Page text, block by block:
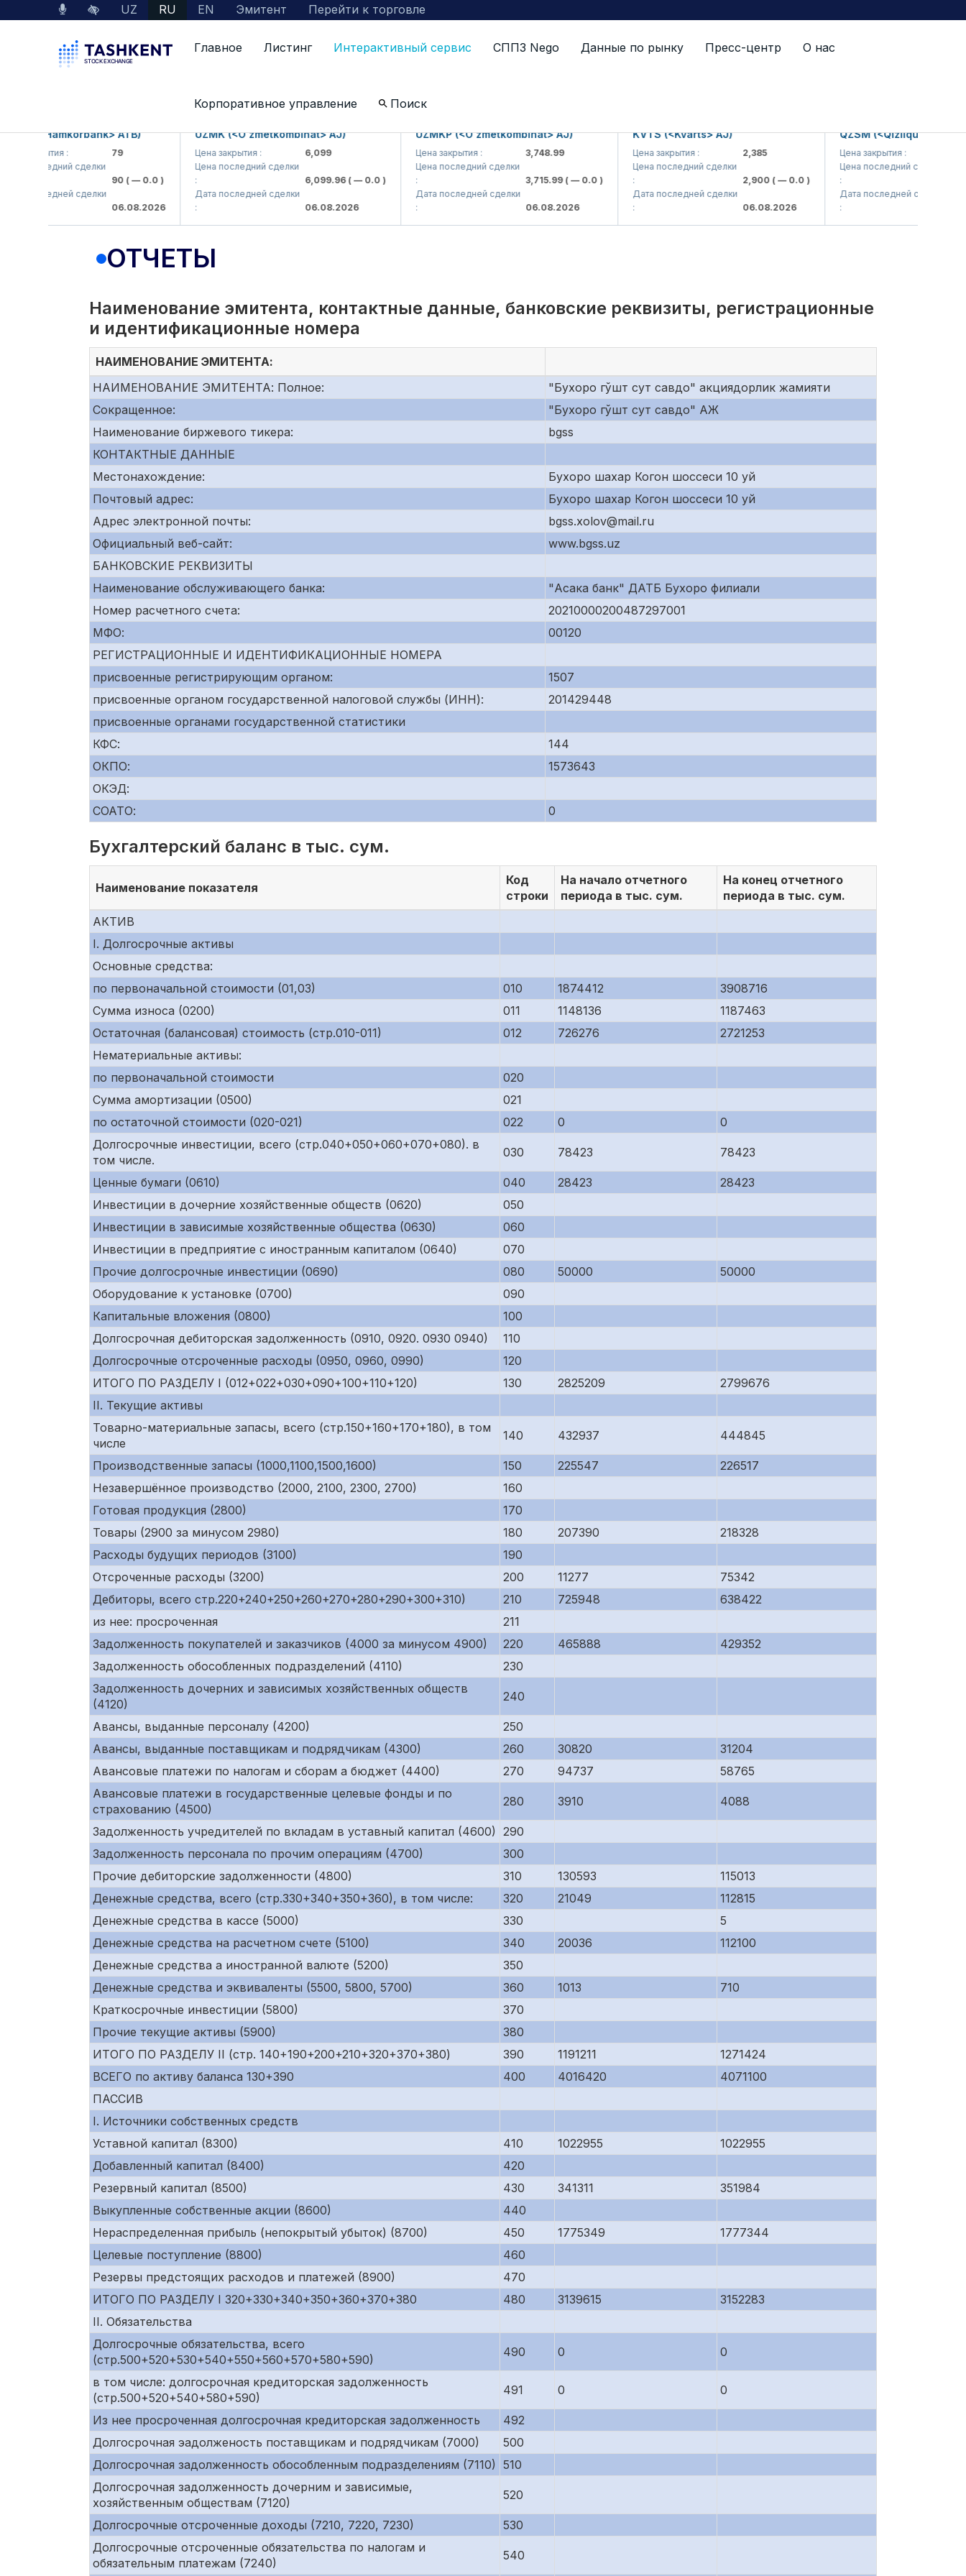
UZ RU EN Эмитент Перейти к торговле
Главное Листинг Интерактивный сервис СППЗ Nego Данные по рынку Пресс-центр О нас
Корпоративное управление Поиск
Раскрытие информации по компаниям включенных в биржевой котировальный список
(<Hamkorbank> ATB)
сделки
( — 0.0 )
сделки
06.08.2026
UZMK (<O'zmetkombinat> AJ)
Цена закрытия :
6,099
Цена последний сделки
6,099.96( — 0.0 )
Дата последней сделки
06.08.2026
UZMKP (<O'zmetkombinat> AJ)
Цена закрытия :
3,748.99
Цена последний сделки
3,715.99( — 0.0 )
Дата последней сделки
06.08.2026
KVTS (<Kvarts> AJ)
Цена закрытия :
2,385
Цена последний сделки
2,900( — 0.0 )
Дата последней сделки
06.08.2026
QZSM (<Qizilqumsement>
Цена закрытия :
Цена последний сделки
Дата последней сделки
ОТЧЕТЫ
Наименование эмитента, контактные данные, банковские реквизиты, регистрационные
и идентификационные номера
НАИМЕНОВАНИЕ ЭМИТЕНТА:
НАИМЕНОВАНИЕ ЭМИТЕНТА: Полное:
"Бухоро гўшт сут савдо" акциядорлик жамияти
Сокращенное:
"Бухоро гўшт сут савдо" АЖ
Наименование биржевого тикера:
bgss
КОНТАКТНЫЕ ДАННЫЕ
Местонахождение:
Бухоро шахар Когон шоссеси 10 уй
Почтовый адрес:
Бухоро шахар Когон шоссеси 10 уй
Адрес электронной почты:
bgss.xolov@mail.ru
Официальный веб-сайт:
www.bgss.uz
БАНКОВСКИЕ РЕКВИЗИТЫ
Наименование обслуживающего банка:
"Асака банк" ДАТБ Бухоро филиали
Номер расчетного счета:
20210000200487297001
МФО:
00120
РЕГИСТРАЦИОННЫЕ И ИДЕНТИФИКАЦИОННЫЕ НОМЕРА
присвоенные регистрирующим органом:
1507
присвоенные органом государственной налоговой службы (ИНН):
201429448
присвоенные органами государственной статистики
КФС:
144
ОКПО:
1573643
ОКЭД:
СОАТО:
0
Бухгалтерский баланс в тыс. сум.
Наименование показателя
Код
строки
На начало отчетного
периода в тыс. сум.
На конец отчетного
периода в тыс. сум.
АКТИВ
I. Долгосрочные активы
Основные средства:
по первоначальной стоимости (01,03)
010 1874412
3908716
Сумма износа (0200)
011 1148136
1187463
Остаточная (балансовая) стоимость (стр.010-011)
012 726276
2721253
Нематериальные активы:
по первоначальной стоимости
020
Сумма амортизации (0500)
021
по остаточной стоимости (020-021)
022 0
0
Долгосрочные инвестиции, всего (стр.040+050+060+070+080). в
том числе.
030 78423 78423
Ценные бумаги (0610) 040 28423
28423
Инвестиции в дочерние хозяйственные обществ (0620)
050
Инвестиции в зависимые хозяйственные общества (0630)
060
Инвестиции в предприятие с иностранным капиталом (0640)
070
Прочие долгосрочные инвестиции (0690)
080 50000
50000
Оборудование к установке (0700)
090
Капитальные вложения (0800)
100
Долгосрочная дебиторская задолженность (0910, 0920. 0930 0940)
110
Долгосрочные отсроченные расходы (0950, 0960, 0990)
120
ИТОГО ПО РАЗДЕЛУ I (012+022+030+090+100+110+120)
130 2825209
2799676
II. Текущие активы
Товарно-материальные запасы, всего (стр.150+160+170+180), в том
числе
140 432937 444845
Производственные запасы (1000,1100,1500,1600) 150 225547
226517
Незавершённое производство (2000, 2100, 2300, 2700)
160
Готовая продукция (2800)
170
Товары (2900 за минусом 2980)
180 207390
218328
Расходы будущих периодов (3100)
190
Отсроченные расходы (3200)
200 11277
75342
Дебиторы, всего стр.220+240+250+260+270+280+290+300+310)
210 725948
638422
из нее: просроченная
211
Задолженность покупателей и заказчиков (4000 за минусом 4900)
220 465888
429352
Задолженность обособленных подразделений (4110)
230
Задолженность дочерних и зависимых хозяйственных обществ
(4120)
240
Авансы, выданные персоналу (4200)
250
Авансы, выданные поставщикам и подрядчикам (4300)
260 30820
31204
Авансовые платежи по налогам и сборам а бюджет (4400)
270 94737
58765
Авансовые платежи в государственные целевые фонды и по
страхованию (4500)
280 3910 4088
Задолженность учредителей по вкладам в уставный капитал (4600) 290
Задолженность персонала по прочим операциям (4700)
300
Прочие дебиторские задолженности (4800)
310 130593
115013
Денежные средства, всего (стр.330+340+350+360), в том числе:
320 21049
112815
Денежные средства в кассе (5000)
330
5
Денежные средства на расчетном счете (5100)
340 20036
112100
Денежные средства а иностранной валюте (5200)
350
Денежные средства и эквиваленты (5500, 5800, 5700)
360 1013
710
Краткосрочные инвестиции (5800)
370
Прочие текущие активы (5900)
380
ИТОГО ПО РАЗДЕЛУ II (стр. 140+190+200+210+320+370+380)
390 1191211
1271424
ВСЕГО по активу баланса 130+390
400 4016420
4071100
ПАССИВ
I. Источники собственных средств
Уставной капитал (8300)
410 1022955
1022955
Добавленный капитал (8400)
420
Резервный капитал (8500)
430 341311
351984
Выкупленные собственные акции (8600)
440
Нераспределенная прибыль (непокрытый убыток) (8700)
450 1775349
1777344
Целевые поступление (8800)
460
Резервы предстоящих расходов и платежей (8900)
470
ИТОГО ПО РАЗДЕЛУ I 320+330+340+350+360+370+380
480 3139615
3152283
II. Обязательства
Долгосрочные обязательства, всего
(стр.500+520+530+540+550+560+570+580+590)
490 0 0
в том числе: долгосрочная кредиторская задолженность
(стр.500+520+540+580+590)
491 0 0
Из нее просроченная долгосрочная кредиторская задолженность
492
Долгосрочная эадолженость поставщикам и подрядчикам (7000)
500
Долгосрочная задолженность обособленным подразделениям (7110) 510
Долгосрочная задолженность дочерним и зависимые,
хозяйственным обществам (7120)
520
Долгосрочные отсроченные доходы (7210, 7220, 7230)
530
Долгосрочные отсроченные обязательства по налогам и
обязательным платежам (7240)
540